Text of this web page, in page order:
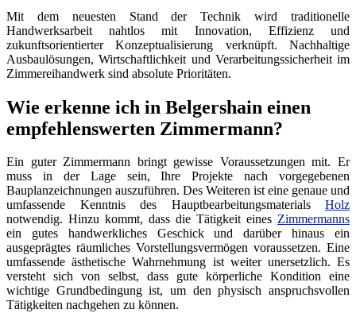
Mit dem neuesten Stand der Technik wird traditionelle
Handwerksarbeit nahtlos mit Innovation, Effizienz und
zukunftsorientierter Konzeptualisierung verknüpft. Nachhaltige
Ausbaulösungen, Wirtschaftlichkeit und Verarbeitungssicherheit im
Zimmereihandwerk sind absolute Prioritäten.
Wie erkenne ich in Belgershain einen
empfehlenswerten Zimmermann?
Ein guter Zimmermann bringt gewisse Voraussetzungen mit. Er
muss in der Lage sein, Ihre Projekte nach vorgegebenen
Bauplanzeichnungen auszuführen. Des Weiteren ist eine genaue und
umfassende Kenntnis des Hauptbearbeitungsmaterials Holz
notwendig. Hinzu kommt, dass die Tätigkeit eines Zimmermanns
ein gutes handwerkliches Geschick und darüber hinaus ein
ausgeprägtes räumliches Vorstellungsvermögen voraussetzen. Eine
umfassende ästhetische Wahrnehmung ist weiter unersetzlich. Es
versteht sich von selbst, dass gute körperliche Kondition eine
wichtige Grundbedingung ist, um den physisch anspruchsvollen
Tätigkeiten nachgehen zu können.